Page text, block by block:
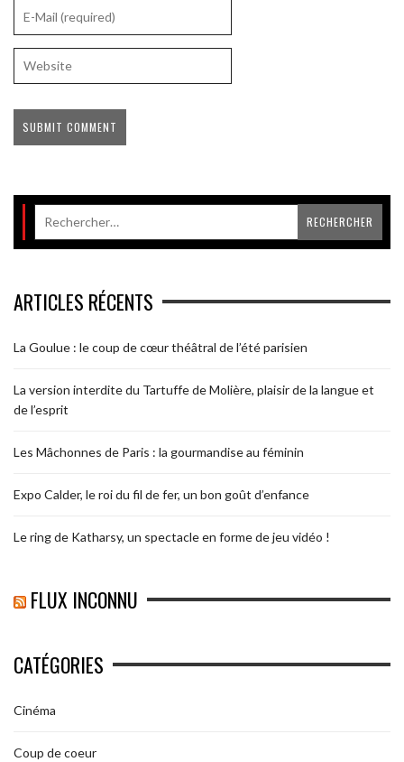
ARTICLES RÉCENTS
La Goulue : le coup de cœur théâtral de l’été parisien
La version interdite du Tartuffe de Molière, plaisir de la langue et
de l’esprit
Les Mâchonnes de Paris : la gourmandise au féminin
Expo Calder, le roi du fil de fer, un bon goût d’enfance
Le ring de Katharsy, un spectacle en forme de jeu vidéo !
FLUX INCONNU
CATÉGORIES
Cinéma
Coup de coeur